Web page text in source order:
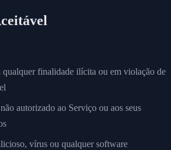
qualquer finalidade ilícita ou em violação de
autorizado ao Serviço ou aos seus
vírus ou qualquer software